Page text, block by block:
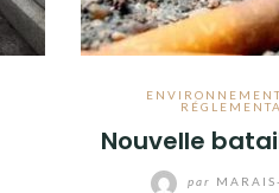
Nouvelle
par